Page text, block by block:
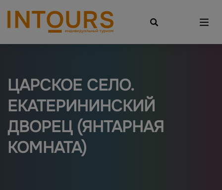
ЦАРСКОЕ СЕЛО.
ЕКАТЕРИНИНСКИЙ
ДВОРЕЦ (ЯНТАРНАЯ
КОМНАТА)